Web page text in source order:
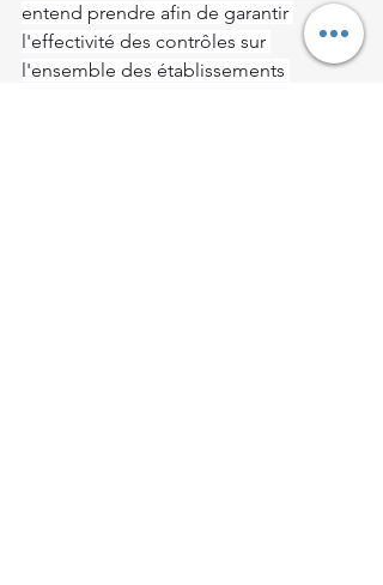
entend prendre afin de garantir
l'effectivité des contrôles sur
l'ensemble des établissements